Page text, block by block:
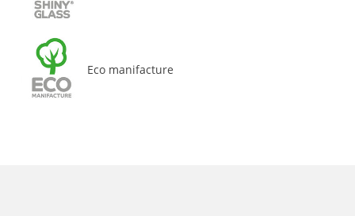
Eco manifacture